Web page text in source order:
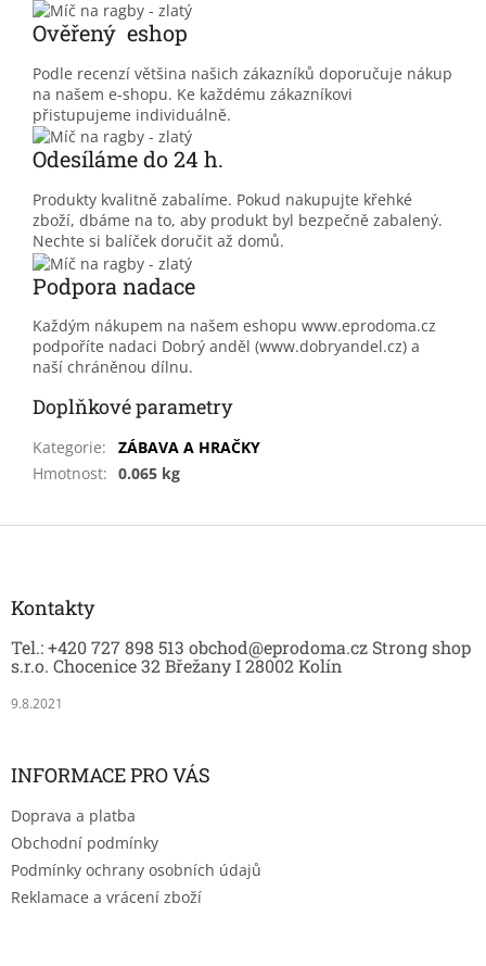
Ověřený eshop
Podle recenzí většina našich zákazníků doporučuje nákup
na našem e-shopu. Ke každému zákazníkovi
přistupujeme individuálně.
Odesíláme do 24 h.
Produkty kvalitně zabalíme. Pokud nakupujte křehké
zboží, dbáme na to, aby produkt byl bezpečně zabalený.
Nechte si balíček doručit až domů.
Podpora nadace
Každým nákupem na našem eshopu www.eprodoma.cz
podpoříte nadaci Dobrý anděl (www.dobryandel.cz) a
naší chráněnou dílnu.
Doplňkové parametry
Kategorie:
ZÁBAVA A HRAČKY
Hmotnost: 0.065 kg
Kontakty
Tel.: +420 727 898 513 obchod@eprodoma.cz Strong shop
s.r.o. Chocenice 32 Břežany I 28002 Kolín
9.8.2021
INFORMACE PRO VÁS
Doprava a platba
Obchodní podmínky
Podmínky ochrany osobních údajů
Reklamace a vrácení zboží